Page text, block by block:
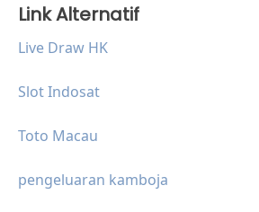
Link Alternatif
Live Draw HK
Slot Indosat
Toto Macau
pengeluaran kamboja